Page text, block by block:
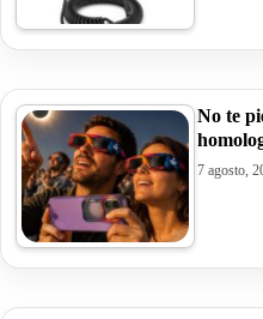
No te
7 agosto,